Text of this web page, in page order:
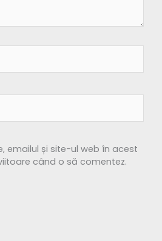
emailul și site-ul web în acest
când o să comentez.